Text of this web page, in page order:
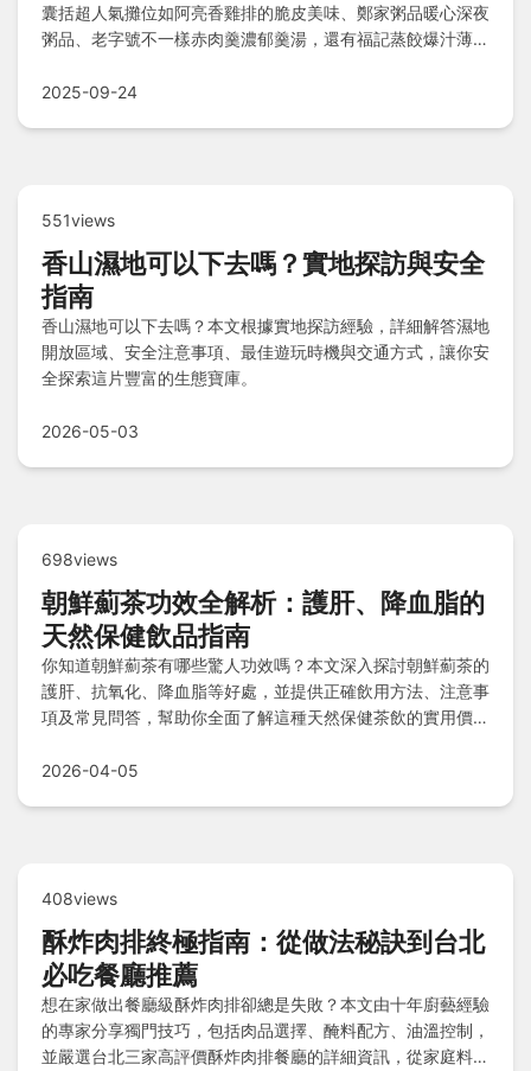
囊括超人氣攤位如阿亮香雞排的脆皮美味、鄭家粥品暖心深夜
粥品、老字號不一樣赤肉羹濃郁羹湯，還有福記蒸餃爆汁薄皮
近單人房站前館、承億輕旅等舒適選擇，讓美食之旅後輕鬆休
2025-09-24
551views
香山濕地可以下去嗎？實地探訪與安全
指南
香山濕地可以下去嗎？本文根據實地探訪經驗，詳細解答濕地
開放區域、安全注意事項、最佳遊玩時機與交通方式，讓你安
全探索這片豐富的生態寶庫。
2026-05-03
698views
朝鮮薊茶功效全解析：護肝、降血脂的
天然保健飲品指南
你知道朝鮮薊茶有哪些驚人功效嗎？本文深入探討朝鮮薊茶的
護肝、抗氧化、降血脂等好處，並提供正確飲用方法、注意事
項及常見問答，幫助你全面了解這種天然保健茶飲的實用價
2026-04-05
408views
酥炸肉排終極指南：從做法秘訣到台北
必吃餐廳推薦
想在家做出餐廳級酥炸肉排卻總是失敗？本文由十年廚藝經驗
的專家分享獨門技巧，包括肉品選擇、醃料配方、油溫控制，
並嚴選台北三家高評價酥炸肉排餐廳的詳細資訊，從家庭料理